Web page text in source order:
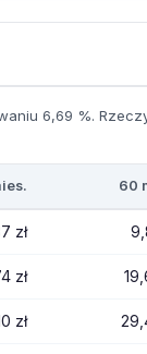
6,69 %.
60
zł
zł
zł